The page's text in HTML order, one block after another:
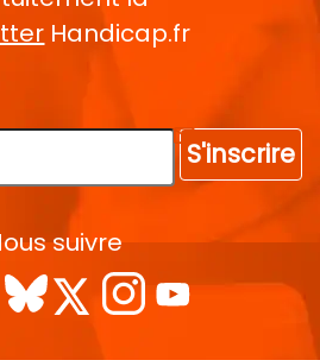
Handicap.fr
S'inscrire
suivre